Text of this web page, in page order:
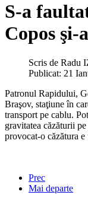
S-a
Copos
Scris de Radu
Publicat: 21
Patronul Rapidului,
Braşov, staţiune în
transport pe cablu.
gravitatea căzăturii
provocat-o căzătura e
Prec
Mai departe